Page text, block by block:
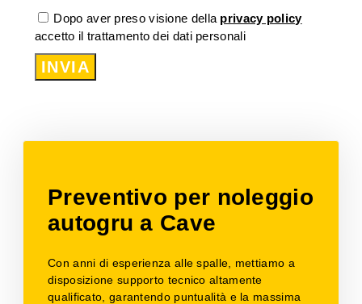
Dopo aver preso visione della privacy policy
accetto il trattamento dei dati personali
INVIA
Preventivo per noleggio
autogru a Cave
Con anni di esperienza alle spalle, mettiamo a
disposizione supporto tecnico altamente
qualificato, garantendo puntualità e la massima